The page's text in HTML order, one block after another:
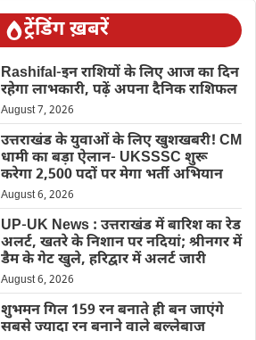
ट्रेंडिंग ख़बरें
Rashifal-इन राशियों के लिए आज का दिन
रहेगा लाभकारी, पढ़ें अपना दैनिक राशिफल
August 7, 2026
उत्तराखंड के युवाओं के लिए खुशखबरी! CM
धामी का बड़ा ऐलान- UKSSSC शुरू
करेगा 2,500 पदों पर मेगा भर्ती अभियान
August 6, 2026
UP-UK News : उत्तराखंड में बारिश का रेड
अलर्ट, खतरे के निशान पर नदियां; श्रीनगर में
डैम के गेट खुले, हरिद्वार में अलर्ट जारी
August 6, 2026
शुभमन गिल 159 रन बनाते ही बन जाएंगे
सबसे ज्यादा रन बनाने वाले बल्लेबाज